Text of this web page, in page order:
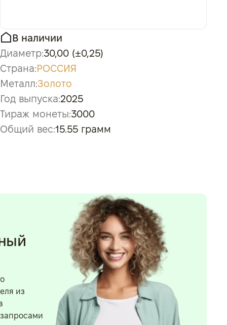
В наличии
Диаметр:30,00 (±0,25)
Страна:РОССИЯ
Металл:Золото
Год выпуска:2025
Тираж монеты:3000
Общий вес:15.55 грамм
из